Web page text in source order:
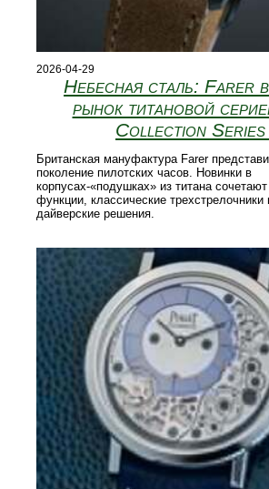
2026-04-29
Небесная сталь: Farer
рынок титановой
Collection Series
Британская мануфактура Farer
поколение пилотских часов. Новинки в
корпусах-«подушках» из титана
функции, классические
дайверские решения.